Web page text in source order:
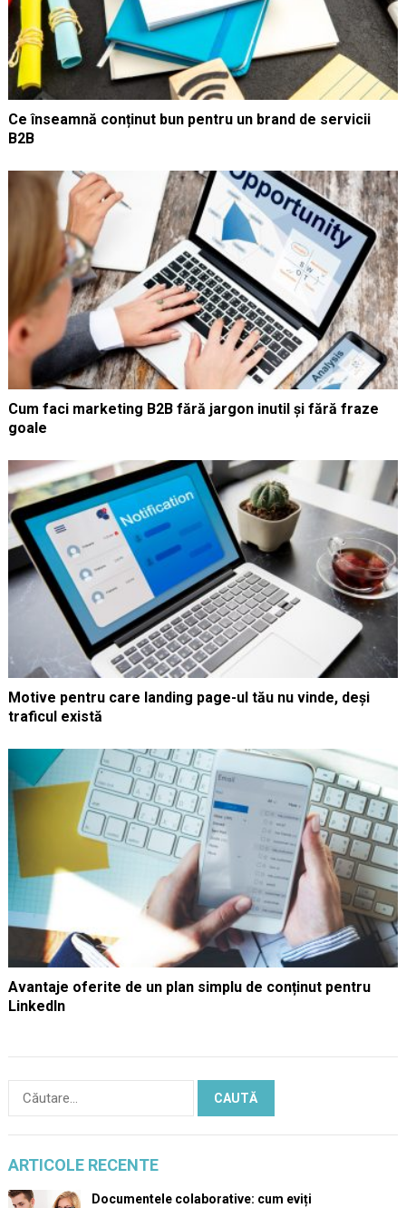
Ce înseamnă conținut bun pentru un brand de servicii
B2B
Cum faci marketing B2B fără jargon inutil și fără fraze
goale
Motive pentru care landing page-ul tău nu vinde, deși
traficul există
Avantaje oferite de un plan simplu de conținut pentru
LinkedIn
Caută
ARTICOLE RECENTE
Documentele colaborative: cum eviți